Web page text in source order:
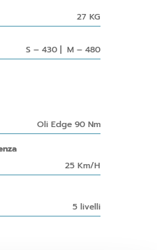
27 KG
S – 430 | M – 480
Oli Edge 90 Nm
25 Km/H
5 livelli